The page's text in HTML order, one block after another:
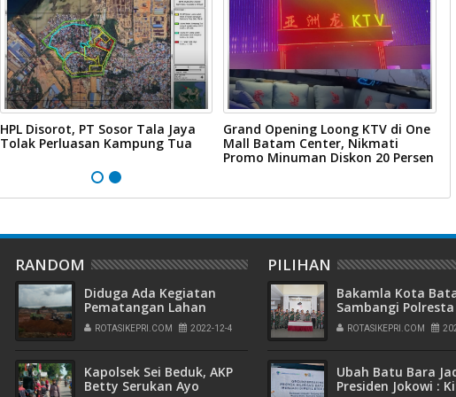
HPL Disorot, PT Sosor Tala Jaya
Tolak Perluasan Kampung Tua
Grand Opening Loong KTV di One
Mall Batam Center, Nikmati
Promo Minuman Diskon 20 Persen
RANDOM
Diduga Ada Kegiatan
Pematangan Lahan
Tanpa Izin dan
Rekomendasi Di Galang
ROTASIKEPRI.COM 2022-12-4
Kapolsek Sei Beduk, AKP
Betty Serukan Ayo
PILIHAN
Bakamla Kota
Sambangi Polresta
Barelang, Rayakan
Peringatan Hari
ROTASIKEPRI.COM
Ubah Batu Bara
Presiden Jokowi :